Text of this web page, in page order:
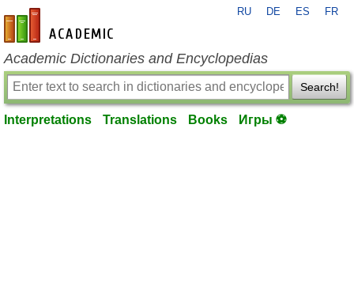
en-academic.com
RU DE ES FR
Academic Dictionaries and Encyclopedias
Search!
Interpretations Translations Books Игры ⚽